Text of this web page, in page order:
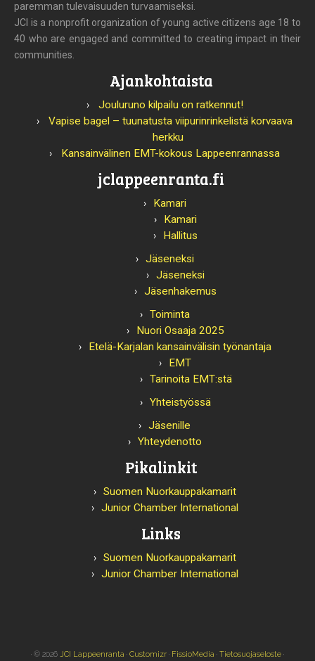
paremman tulevaisuuden turvaamiseksi.
JCI is a nonprofit organization of young active citizens age 18 to
40 who are engaged and committed to creating impact in their
communities.
Ajankohtaista
Jouluruno kilpailu on ratkennut!
Vapise bagel – tuunatusta viipurinrinkelistä korvaava
herkku
Kansainvälinen EMT-kokous Lappeenrannassa
jclappeenranta.fi
Kamari
Kamari
Hallitus
Jäseneksi
Jäseneksi
Jäsenhakemus
Toiminta
Nuori Osaaja 2025
Etelä-Karjalan kansainvälisin työnantaja
EMT
Tarinoita EMT:stä
Yhteistyössä
Jäsenille
Yhteydenotto
Pikalinkit
Suomen Nuorkauppakamarit
Junior Chamber International
Links
Suomen Nuorkauppakamarit
Junior Chamber International
· © 2026 JCI Lappeenranta · Customizr · FissioMedia · Tietosuojaseloste ·